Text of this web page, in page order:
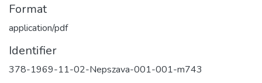
Format
application/pdf
Identifier
378-1969-11-02-Nepszava-001-001-m743